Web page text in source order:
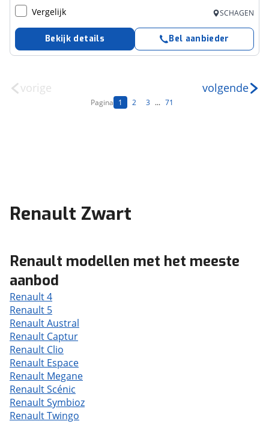
Vergelijk SCHAGEN
Bekijk details Bel aanbieder
vorige
Pagina 1 2 3 ... 71
volgende
Renault Zwart
Renault modellen met het meeste
aanbod
Renault 4
Renault 5
Renault Austral
Renault Captur
Renault Clio
Renault Espace
Renault Megane
Renault Scénic
Renault Symbioz
Renault Twingo